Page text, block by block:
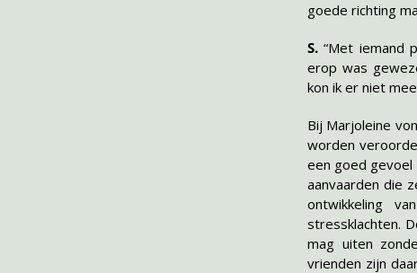
goede richting
S.“Met iemand
erop was
kon ik er niet
Bij Marjoleine
worden
een goed gevoel
aanvaarden die
ontwikkeling
stressklachten.
mag uiten
vrienden zijn